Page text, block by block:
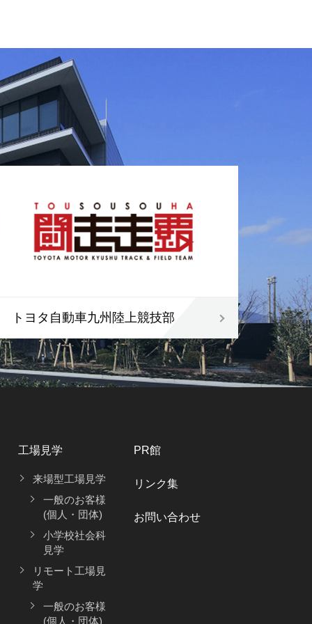
トヨタ自動車九州陸上競技部
工場見学
来場型工場見学
一般のお客様
(個人・団体)
小学校社会科
見学
リモート工場見
学
一般のお客様
(個人・団体)
PR館
リンク集
お問い合わせ